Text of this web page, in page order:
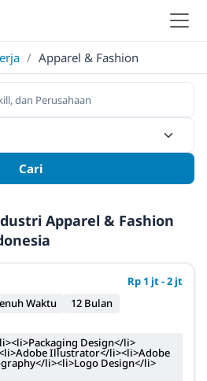
/ Apparel & Fashion
Cari
Apparel & Fashion
Rp 1 jt - 2 jt
Waktu
12 Bulan
Design</li>
Illustrator</li><li>Adobe
li><li>Logo Design</li>